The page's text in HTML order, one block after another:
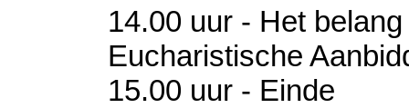
14.00 uur - Het
Eucharistische
15.00 uur - Einde